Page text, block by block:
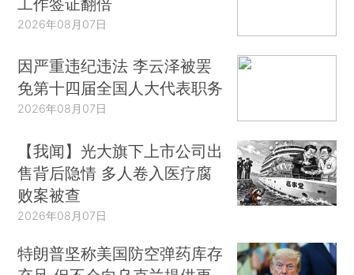
2026年08月07日
因严重违纪违法 李云泽被罢
免第十四届全国人大代表职务
2026年08月07日
【我闻】光大旗下上市公司出
售背后隐情 多人卷入医疗腐
败案被查
2026年08月07日
特朗普坚称美国防空弹药库存